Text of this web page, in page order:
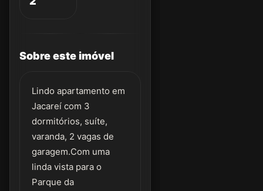
Sobre este imóvel
Lindo apartamento em
Jacareí com 3
dormitórios, suíte,
varanda, 2 vagas de
garagem.Com uma
linda vista para o
Parque da